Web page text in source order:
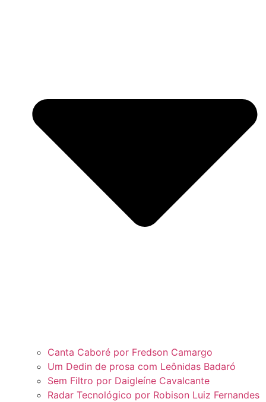
Canta Caboré por Fredson Camargo
Um Dedin de prosa com Leônidas Badaró
Sem Filtro por Daigleíne Cavalcante
Radar Tecnológico por Robison Luiz Fernandes